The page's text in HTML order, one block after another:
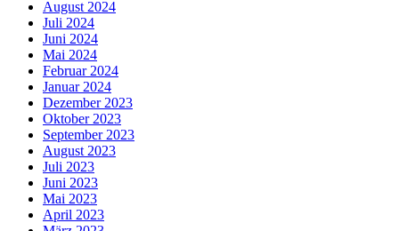
August 2024
Juli 2024
Juni 2024
Mai 2024
Februar 2024
Januar 2024
Dezember 2023
Oktober 2023
September 2023
August 2023
Juli 2023
Juni 2023
Mai 2023
April 2023